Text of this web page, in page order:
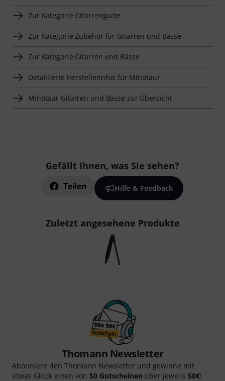
Zur Kategorie Gitarrengurte
Zur Kategorie Zubehör für Gitarren und Bässe
Zur Kategorie Gitarren und Bässe
Detaillierte Herstellerinfos für Minotaur
Minotaur Gitarren und Bässe zur Übersicht
Gefällt Ihnen, was Sie sehen?
Teilen Hilfe & Feedback
Zuletzt angesehene Produkte
Thomann Newsletter
Abonniere den Thomann Newsletter und gewinne mit
etwas Glück einen von 50 Gutscheinen über jeweils 50€!